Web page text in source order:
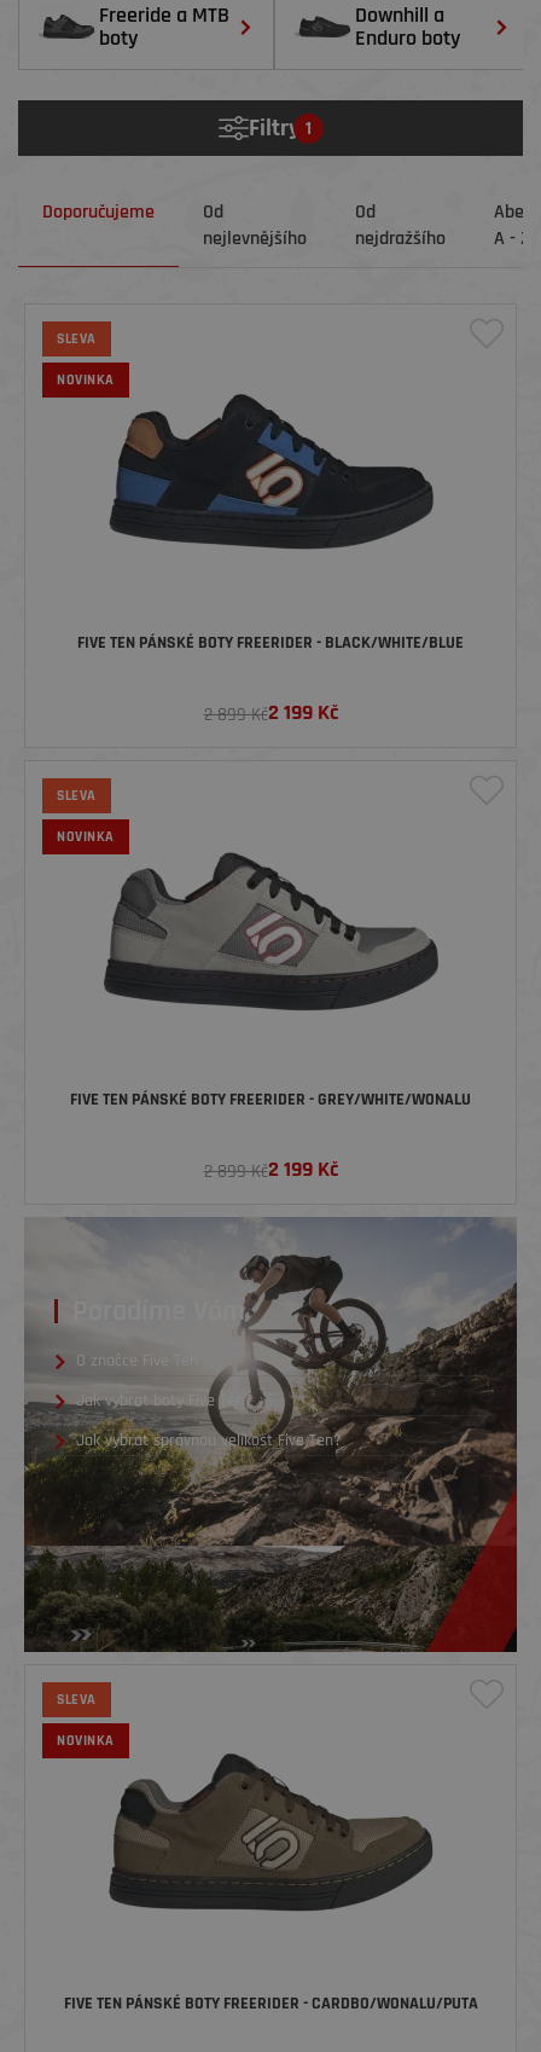
Freeride a MTB
boty
Downhill a
Enduro boty
Filtry 1
Doporučujeme
Od
nejlevnějšího
Od
nejdražšího
A - Z
SLEVA
NOVINKA
FIVE TEN PÁNSKÉ BOTY FREERIDER - BLACK/WHITE/BLUE
2 899 Kč2 199Kč
SLEVA
NOVINKA
FIVE TEN PÁNSKÉ BOTY FREERIDER - GREY/WHITE/WONALU
2 899 Kč2 199Kč
Poradíme Vám
O značce Five Ten
Jak vybrat boty Five Ten?
Jak vybrat správnou velikost Five Ten?
SLEVA
NOVINKA
FIVE TEN PÁNSKÉ BOTY FREERIDER - CARDBO/WONALU/PUTA